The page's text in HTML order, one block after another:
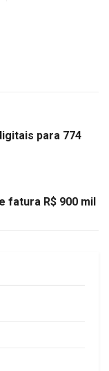
para 774
fatura R$ 900 mil